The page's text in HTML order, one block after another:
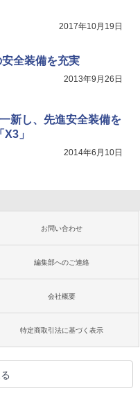
2017年10月19日
全装備を充実
2013年9月26日
新し、先進安全装備を
」
2014年6月10日
お問い合わせ
編集部へのご連絡
会社概要
特定商取引法に基づく表示